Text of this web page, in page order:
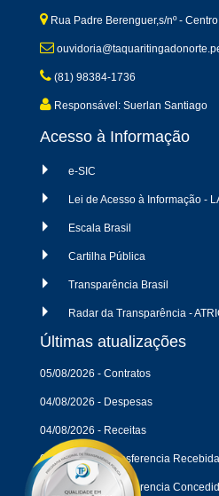
Rua Padre Berenguer,s/nº -
(81) 98384-1736
Responsável: Suerlan Santiago
Acesso à Informação
e-SIC
Lei de Acesso à Informação -
Escala Brasil
Cartilha Pública
Transparência Brasil
Radar da Transparência -
Últimas atualizações
05/08/2026 - Contratos
04/08/2026 - Despesas
04/08/2026 - Receitas
04/08/2026 - Transferencia Recebida
04/08/2026 - Transferencia